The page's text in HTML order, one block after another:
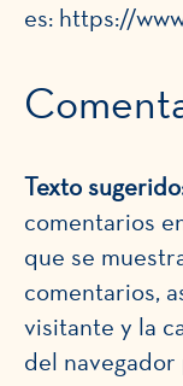
es: https://
Texto
comentarios
que se
comentarios,
visitante y la
del